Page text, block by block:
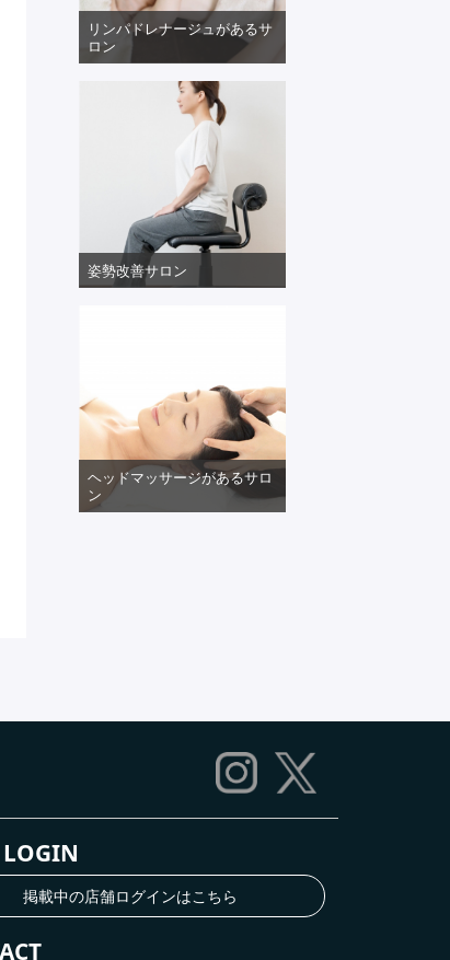
リンパドレナージュがあるサ
ロン
姿勢改善サロン
ヘッドマッサージがあるサロ
ン
掲載中の店舗ログインはこちら